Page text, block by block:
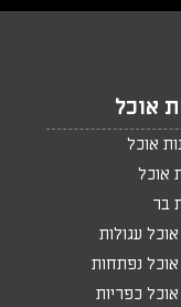
אוכל
אוכל
אוכל
בר
אוכל עגולות
אוכל נפתחות
אוכל כפריות